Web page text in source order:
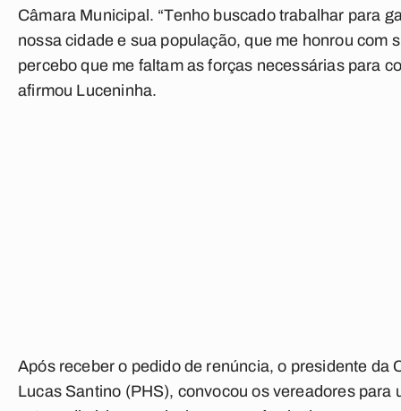
Câmara Municipal. “Tenho buscado trabalhar para
nossa cidade e sua população, que me honrou com
percebo que me faltam as forças necessárias para
afirmou Luceninha.
Após receber o pedido de renúncia, o presidente da
Lucas Santino (PHS), convocou os vereadores para